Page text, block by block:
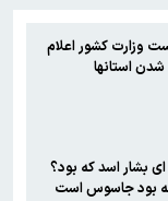
مذاکره با عمان به
وزارت کشور اعلام
استانها
بشار اسد که بود؟
بود جاسوس است